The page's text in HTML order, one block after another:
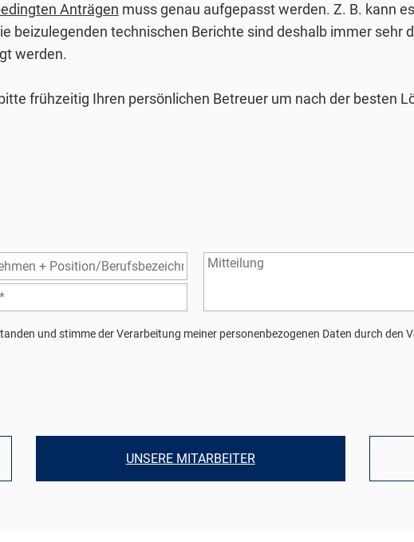
Anträgen muss genau aufgepasst werden. Z. B. kann
beizulegenden technischen Berichte sind deshalb immer sehr
werden.
frühzeitig Ihren persönlichen Betreuer um nach der besten
und stimme der Verarbeitung meiner personenbezogenen Daten durch den
UNSERE MITARBEITER